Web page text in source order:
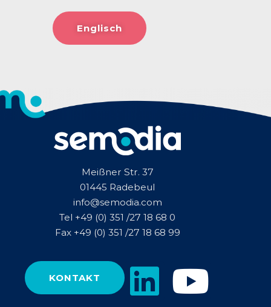
Englisch
Meißner Str. 37
01445 Radebeul
info@semodia.com
Tel +49 (0) 351 /27 18 68 0
Fax +49 (0) 351 /27 18 68 99
KONTAKT